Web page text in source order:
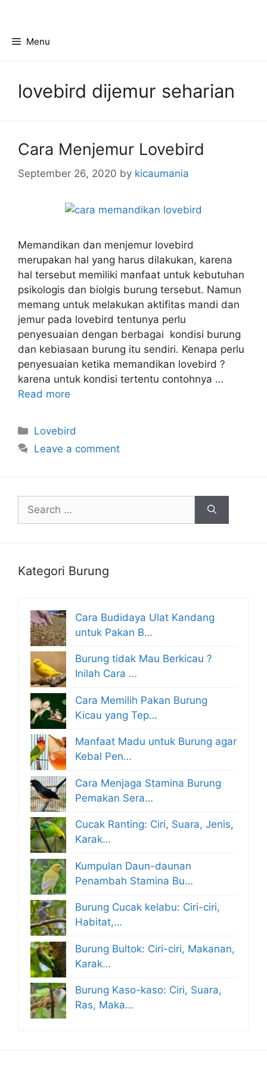
contentMenu
lovebird dijemur seharian
Cara Menjemur Lovebird
September 26, 2020 by kicaumania
Memandikan dan menjemur lovebird
merupakan hal yang harus dilakukan, karena
hal tersebut memiliki manfaat untuk kebutuhan
psikologis dan biolgis burung tersebut. Namun
memang untuk melakukan aktifitas mandi dan
jemur pada lovebird tentunya perlu
penyesuaian dengan berbagai kondisi burung
dan kebiasaan burung itu sendiri. Kenapa perlu
penyesuaian ketika memandikan lovebird ?
karena untuk kondisi tertentu contohnya …
Read more
Categories
Lovebird
Leave a comment
for:
Kategori Burung
Cara Budidaya Ulat Kandang
untuk Pakan B…
Burung tidak Mau Berkicau ?
Inilah Cara …
Cara Memilih Pakan Burung
Kicau yang Tep…
Manfaat Madu untuk Burung agar
Kebal Pen…
Cara Menjaga Stamina Burung
Pemakan Sera…
Cucak Ranting: Ciri, Suara, Jenis,
Karak…
Kumpulan Daun-daunan
Penambah Stamina Bu…
Burung Cucak kelabu: Ciri-ciri,
Habitat,…
Burung Bultok: Ciri-ciri, Makanan,
Karak…
Burung Kaso-kaso: Ciri, Suara,
Ras, Maka…